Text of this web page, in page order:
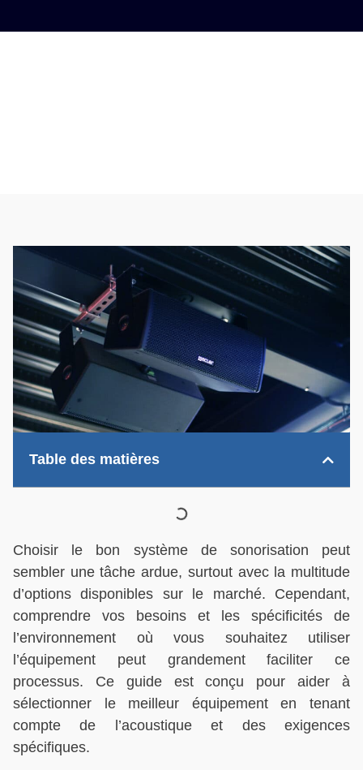
Table des matières
Choisir le bon système de sonorisation peut
sembler une tâche ardue, surtout avec la multitude
d’options disponibles sur le marché. Cependant,
comprendre vos besoins et les spécificités de
l’environnement où vous souhaitez utiliser
l’équipement peut grandement faciliter ce
processus. Ce guide est conçu pour aider à
sélectionner le meilleur équipement en tenant
compte de l’acoustique et des exigences
spécifiques.